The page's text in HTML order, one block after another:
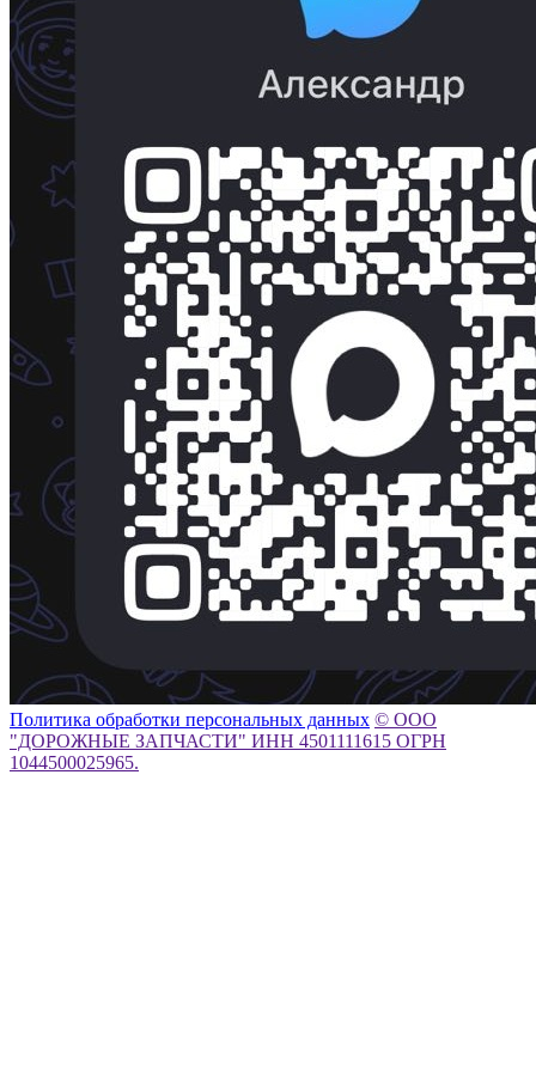
Политика обработки персональных данных © ООО
"ДОРОЖНЫЕ ЗАПЧАСТИ" ИНН 4501111615 ОГРН
1044500025965.